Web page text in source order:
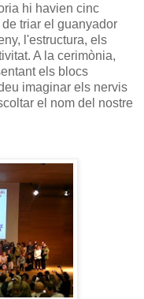
hi havien cinc
triar el guanyador
l'estructura, els
A la cerimònia,
els blocs
imaginar els nervis
el nom del nostre